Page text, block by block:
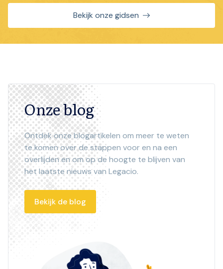
Bekijk onze gidsen
Onze blog
Ontdek onze blogartikelen om meer te weten
te komen over de stappen voor en na een
overlijden en om op de hoogte te blijven van
het laatste nieuws van Legacio.
Bekijk de blog